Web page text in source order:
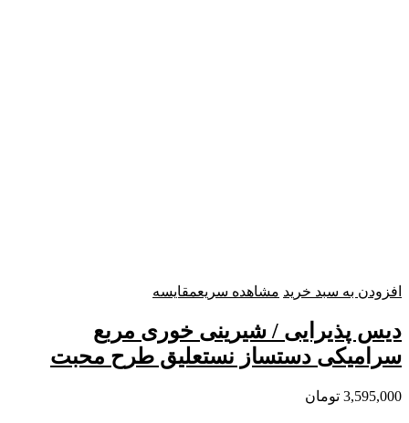
افزودن به سبد خرید مشاهده سریعمقایسه
دیس پذیرایی / شیرینی خوری مربع
سرامیکی دستساز نستعلیق طرح محبت
3,595,000 تومان